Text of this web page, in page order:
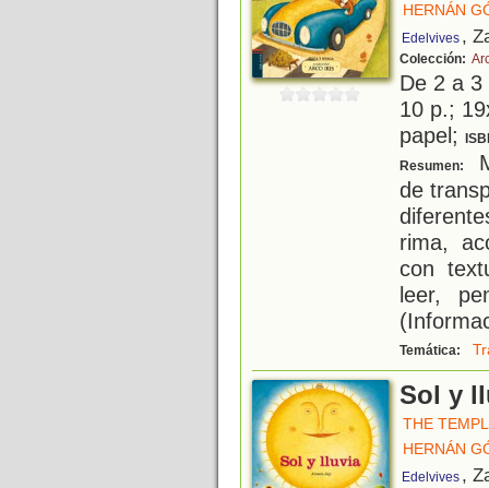
HERNÁN
Edelvives ,
Colección:
De 2 a
10 p.;
papel;
Resumen:
de
rima,
con
leer,
Temática:
Sol y
THE
HERNÁN
Edelvives ,